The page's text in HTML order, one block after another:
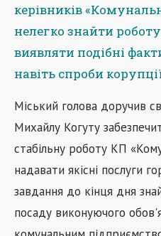
керівників
нелегко знайти
виявляти подібні
навіть спроби
Міський голова доручив
Михайлу Когуту
стабільну роботу КП
надавати якісні послуги
завдання до кінця дня
посаду виконуючого